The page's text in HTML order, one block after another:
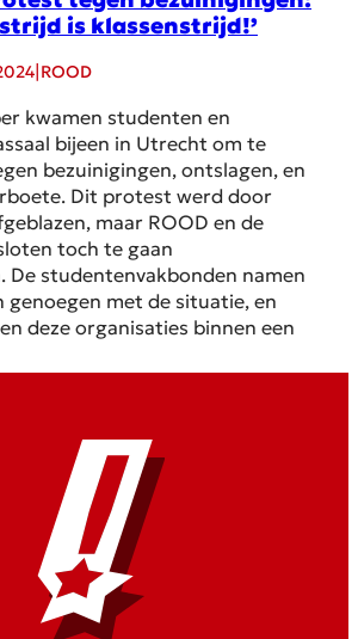
is klassenstrijd!’
ROOD
kwamen studenten en
bijeen in Utrecht om te
bezuinigingen, ontslagen, en
Dit protest werd door
maar ROOD en de
toch te gaan
De studentenvakbonden namen
genoegen met de situatie, en
deze organisaties binnen een